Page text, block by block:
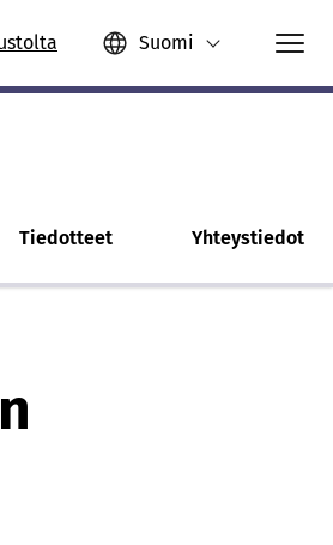
Suomi
Tiedotteet Yhteystiedot